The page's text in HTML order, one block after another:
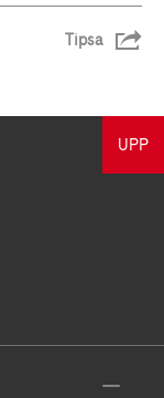
Tipsa
UPP